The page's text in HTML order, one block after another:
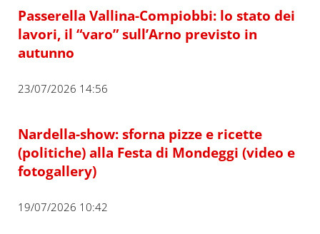
Passerella Vallina-Compiobbi: lo stato dei
lavori, il “varo” sull’Arno previsto in
autunno
23/07/2026 14:56
Nardella-show: sforna pizze e ricette
(politiche) alla Festa di Mondeggi (video e
fotogallery)
19/07/2026 10:42